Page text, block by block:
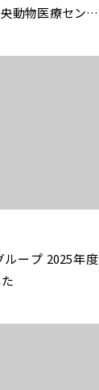
動物医療センタ
ループ 2025年度